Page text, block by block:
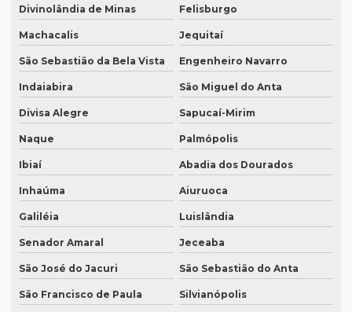
Divinolândia de Minas Felisburgo
Machacalis Jequitaí
São Sebastião da Bela Vista Engenheiro Navarro
Indaiabira São Miguel do Anta
Divisa Alegre Sapucaí-Mirim
Naque Palmópolis
Ibiaí Abadia dos Dourados
Inhaúma Aiuruoca
Galiléia Luislândia
Senador Amaral Jeceaba
São José do Jacuri São Sebastião do Anta
São Francisco de Paula Silvianópolis